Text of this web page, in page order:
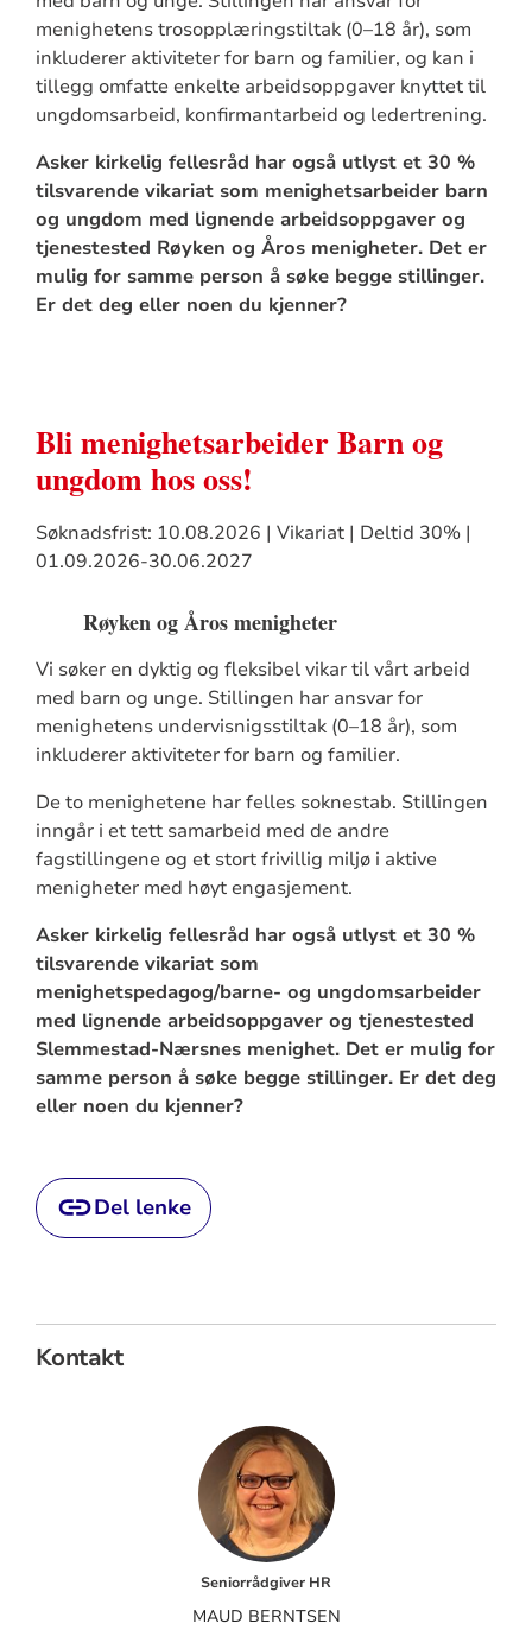
menighetens trosopplæringstiltak (0–18 år), som
inkluderer aktiviteter for barn og familier, og kan i
tillegg omfatte enkelte arbeidsoppgaver knyttet til
ungdomsarbeid, konfirmantarbeid og ledertrening.
Asker kirkelig fellesråd har også utlyst et 30 %
tilsvarende vikariat som menighetsarbeider barn
og ungdom med lignende arbeidsoppgaver og
tjenestested Røyken og Åros menigheter. Det er
mulig for samme person å søke begge stillinger.
Er det deg eller noen du kjenner?
Bli menighetsarbeider Barn og
ungdom hos oss!
Søknadsfrist: 10.08.2026 | Vikariat | Deltid 30% |
01.09.2026-30.06.2027
Røyken og Åros menigheter
Vi søker en dyktig og fleksibel vikar til vårt arbeid
med barn og unge. Stillingen har ansvar for
menighetens undervisnigsstiltak (0–18 år), som
inkluderer aktiviteter for barn og familier.
De to menighetene har felles soknestab. Stillingen
inngår i et tett samarbeid med de andre
fagstillingene og et stort frivillig miljø i aktive
menigheter med høyt engasjement.
Asker kirkelig fellesråd har også utlyst et 30 %
tilsvarende vikariat som
menighetspedagog/barne- og ungdomsarbeider
med lignende arbeidsoppgaver og tjenestested
Slemmestad-Nærsnes menighet. Det er mulig for
samme person å søke begge stillinger. Er det deg
eller noen du kjenner?
Del lenke
Kontakt
Seniorrådgiver HR
MAUD BERNTSEN